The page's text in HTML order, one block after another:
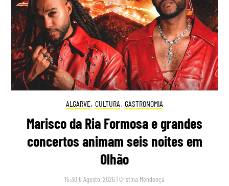
ALGARVE, CULTURA , GASTRONOMIA
Marisco da Ria Formosa e grandes
concertos animam seis noites em
Olhão
15:30 6 Agosto, 2026 | Cristina Mendonça